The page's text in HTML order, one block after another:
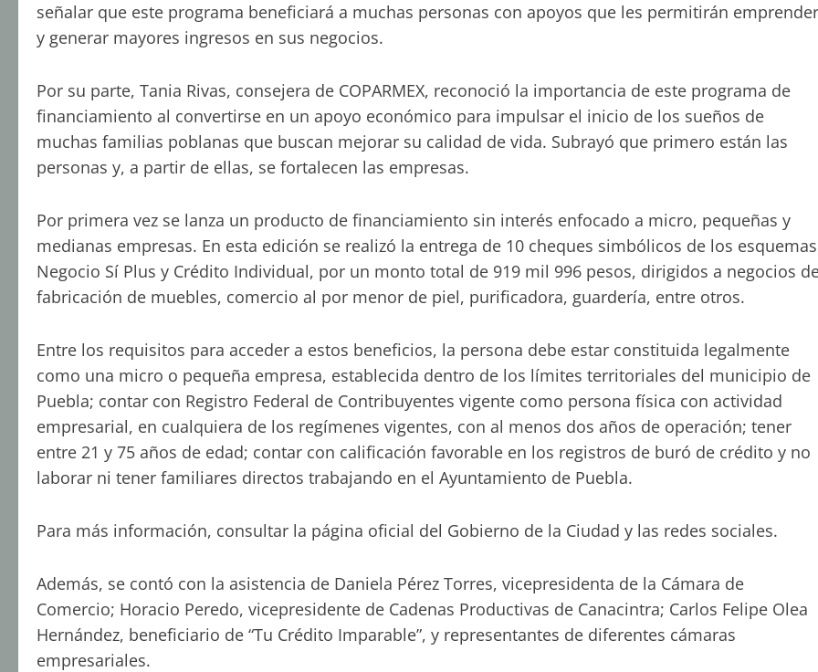
señalar que este programa beneficiará a muchas personas con apoyos que les permitirán emprender
y generar mayores ingresos en sus negocios.
Por su parte, Tania Rivas, consejera de COPARMEX, reconoció la importancia de este programa de
financiamiento al convertirse en un apoyo económico para impulsar el inicio de los sueños de
muchas familias poblanas que buscan mejorar su calidad de vida. Subrayó que primero están las
personas y, a partir de ellas, se fortalecen las empresas.
Por primera vez se lanza un producto de financiamiento sin interés enfocado a micro, pequeñas y
medianas empresas. En esta edición se realizó la entrega de 10 cheques simbólicos de los esquemas
Negocio Sí Plus y Crédito Individual, por un monto total de 919 mil 996 pesos, dirigidos a negocios
fabricación de muebles, comercio al por menor de piel, purificadora, guardería, entre otros.
Entre los requisitos para acceder a estos beneficios, la persona debe estar constituida legalmente
como una micro o pequeña empresa, establecida dentro de los límites territoriales del municipio de
Puebla; contar con Registro Federal de Contribuyentes vigente como persona física con actividad
empresarial, en cualquiera de los regímenes vigentes, con al menos dos años de operación; tener
entre 21 y 75 años de edad; contar con calificación favorable en los registros de buró de crédito y no
laborar ni tener familiares directos trabajando en el Ayuntamiento de Puebla.
Para más información, consultar la página oficial del Gobierno de la Ciudad y las redes sociales.
Además, se contó con la asistencia de Daniela Pérez Torres, vicepresidenta de la Cámara de
Comercio; Horacio Peredo, vicepresidente de Cadenas Productivas de Canacintra; Carlos Felipe Olea
Hernández, beneficiario de “Tu Crédito Imparable”, y representantes de diferentes cámaras
empresariales.